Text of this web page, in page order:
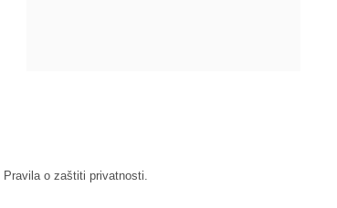
Pravila o zaštiti privatnosti.